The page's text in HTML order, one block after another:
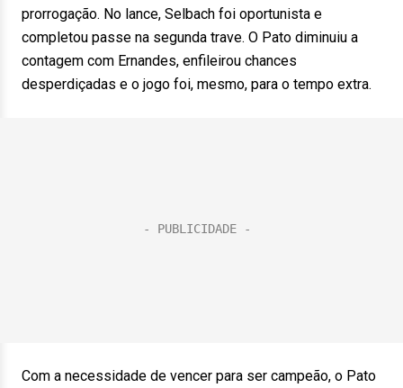
prorrogação. No lance, Selbach foi oportunista e
completou passe na segunda trave. O Pato diminuiu a
contagem com Ernandes, enfileirou chances
desperdiçadas e o jogo foi, mesmo, para o tempo extra.
Com a necessidade de vencer para ser campeão, o Pato